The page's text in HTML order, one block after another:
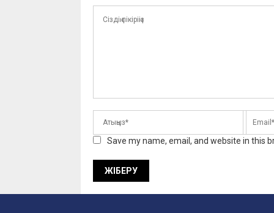
Save my name, email, and website in this